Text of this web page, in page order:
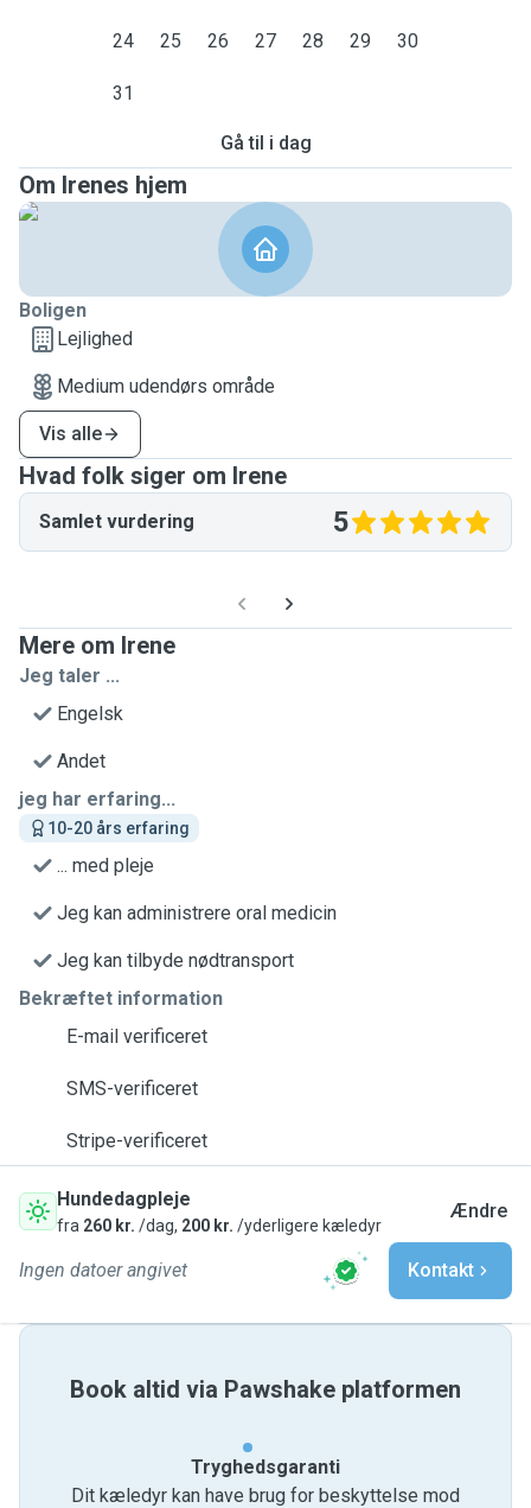
24 25 26 27 28 29 30
31
Gå til i dag
Om Irenes hjem
Boligen
Lejlighed
Medium udendørs område
Vis alle
Hvad folk siger om Irene
Samlet vurdering 5
Mere om Irene
Jeg taler ...
Engelsk
Andet
jeg har erfaring...
10-20 års erfaring
... med pleje
Jeg kan administrere oral medicin
Jeg kan tilbyde nødtransport
Bekræftet information
E-mail verificeret
SMS-verificeret
Stripe-verificeret
Hundedagpleje
fra 260 kr. /dag, 200 kr. /yderligere kæledyr
Ændre
Ingen datoer angivet Kontakt
Book altid via Pawshake platformen
Tryghedsgaranti
Dit kæledyr kan have brug for beskyttelse mod